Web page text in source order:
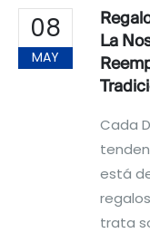
08
MAY
La
Cada
está
trata